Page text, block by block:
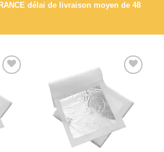
délai de livraison moyen de 48
wishlist